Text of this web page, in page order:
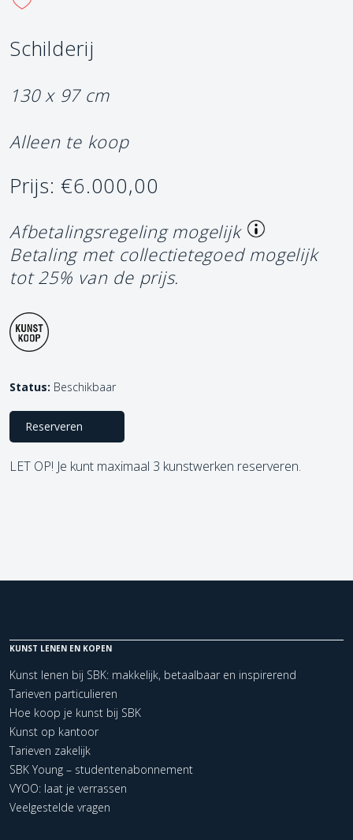
Schilderij
130 x 97 cm
Alleen te koop
Prijs: €6.000,00
Afbetalingsregeling mogelijk
Betaling met collectietegoed mogelijk
tot 25% van de prijs.
Status: Beschikbaar
Reserveren
LET OP! Je kunt maximaal 3 kunstwerken reserveren.
KUNST LENEN EN KOPEN
Kunst lenen bij SBK: makkelijk, betaalbaar en inspirerend
Tarieven particulieren
Hoe koop je kunst bij SBK
Kunst op kantoor
Tarieven zakelijk
SBK Young – studentenabonnement
VYOO: laat je verrassen
Veelgestelde vragen